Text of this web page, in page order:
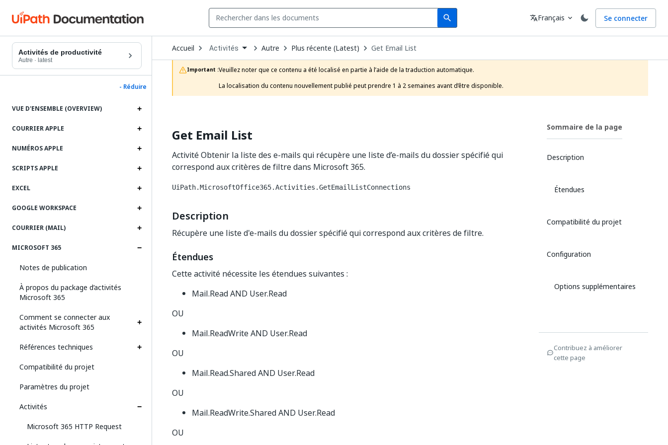
search
Search Langue
translateFrançais expand_more Se connecter
Activités de productivité
Autre · latest
- Réduire
VUE D'ENSEMBLE (OVERVIEW)
COURRIER APPLE
NUMÉROS APPLE
SCRIPTS APPLE
EXCEL
GOOGLE WORKSPACE
COURRIER (MAIL)
MICROSOFT 365
Notes de publication
À propos du package d’activités
Microsoft 365
Comment se connecter aux
activités Microsoft 365
Références techniques
Compatibilité du projet
Paramètres du projet
Activités
Microsoft 365 HTTP Request
Accueil Open
Dropdown
to
choose
product
Activités Autre Plus récente (Latest) Get Email List
Important :Veuillez noter que ce contenu a été localisé en partie à l’aide de la traduction automatique.
La localisation du contenu nouvellement publié peut prendre 1 à 2 semaines avant d’être disponible.
Get Email List
Activité Obtenir la liste des e-mails qui récupère une liste d’e-mails du dossier spécifié qui
correspond aux critères de filtre dans Microsoft 365.
UiPath.MicrosoftOffice365.Activities.GetEmailListConnections
Description
Récupère une liste d'e-mails du dossier spécifié qui correspond aux critères de filtre.
Étendues
Cette activité nécessite les étendues suivantes :
Mail.Read AND User.Read
OU
Mail.ReadWrite AND User.Read
OU
Mail.Read.Shared AND User.Read
OU
Mail.ReadWrite.Shared AND User.Read
OU
Sommaire de la page
Description
Étendues
Compatibilité du projet
Configuration
Options supplémentaires
Contribuez à améliorer
cette page